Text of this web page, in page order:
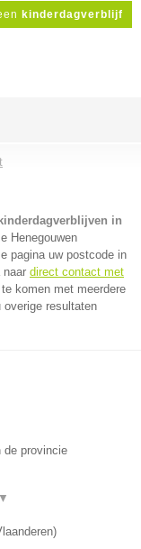
kinderdagverblijf
kinderdagverblijven in
Henegouwen
pagina uw postcode in
naar direct contact met
komen met meerdere
overige resultaten
de provincie
▼
)